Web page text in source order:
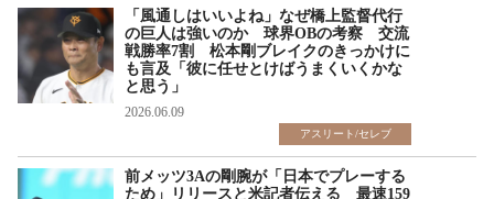
「風通しはいいよね」なぜ橋上監督代行
の巨人は強いのか 球界OBの考察 交流
戦勝率7割 松本剛ブレイクのきっかけに
も言及「彼に任せとけばうまくいくかな
と思う」
2026.06.09
アスリート/セレブ
前メッツ3Aの剛腕が「日本でプレーする
ため」リリースと米記者伝える 最速159